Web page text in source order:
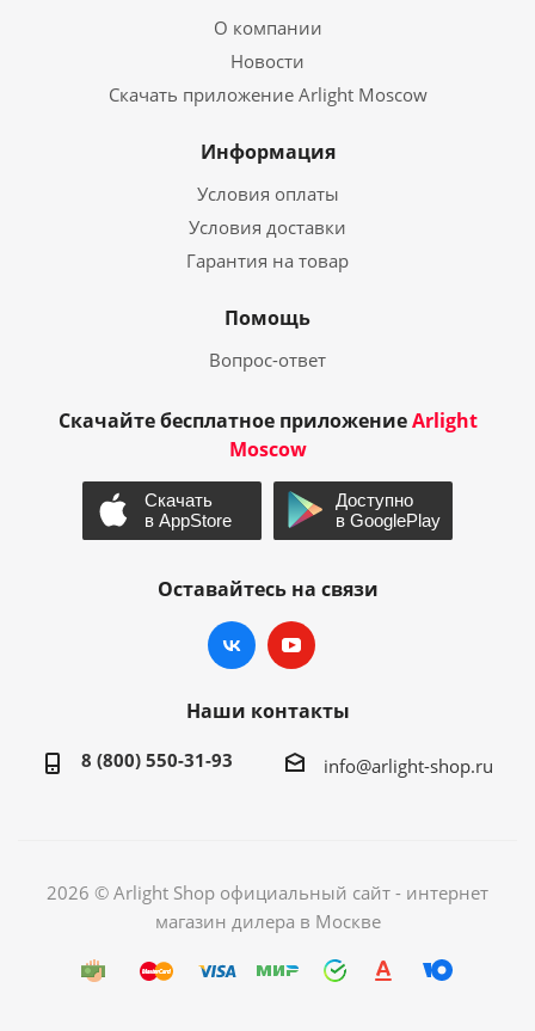
О компании
Новости
Скачать приложение Arlight Moscow
Информация
Условия оплаты
Условия доставки
Гарантия на товар
Помощь
Вопрос-ответ
Скачайте бесплатное приложениеArlight
Moscow
Оставайтесь на связи
Наши контакты
8 (800) 550-31-93 info@arlight-shop.ru
2026 © Arlight Shop официальный сайт - интернет
магазин дилера в Москве